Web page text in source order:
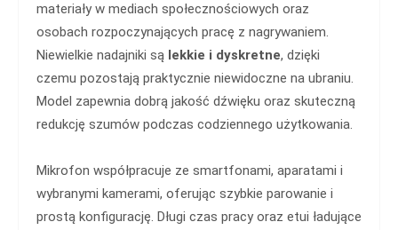
materiały w mediach społecznościowych oraz
osobach rozpoczynających pracę z nagrywaniem.
Niewielkie nadajniki są lekkie i dyskretne, dzięki
czemu pozostają praktycznie niewidoczne na ubraniu.
Model zapewnia dobrą jakość dźwięku oraz skuteczną
redukcję szumów podczas codziennego użytkowania.
Mikrofon współpracuje ze smartfonami, aparatami i
wybranymi kamerami, oferując szybkie parowanie i
prostą konfigurację. Długi czas pracy oraz etui ładujące